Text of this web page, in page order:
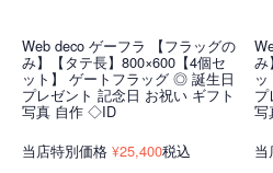
Web deco ゲーフラ 【フラッグの
み】【タテ長】800×600【4個セ
ット】 ゲートフラッグ ◎ 誕生日
プレゼント 記念日 お祝い ギフト
写真 自作 ◇ID
当店特別価格 ¥25,400税込
み
プ
当